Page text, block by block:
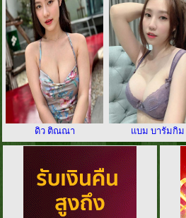
ดิว ติณณา แบม บารัมกิม